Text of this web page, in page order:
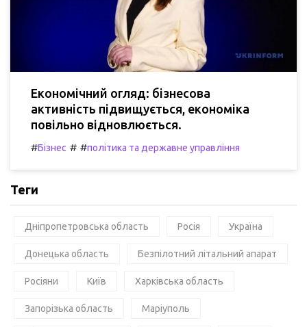
Економічний огляд: бізнесова
активність підвищується, економіка
повільно відновлюється.
#Бізнес # #політика та державне управління
Теги
Дніпропетровська область Росія Україна
Донецька область Безпілотний літальний апарат
Росіяни Київ Харківська область
Запорізька область Маріуполь